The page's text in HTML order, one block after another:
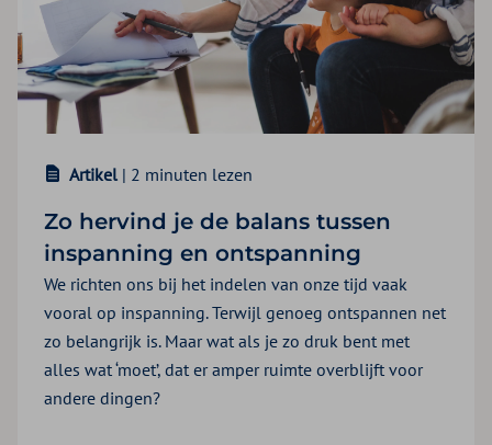
Artikel | 2 minuten lezen
Zo hervind je de balans tussen
inspanning en ontspanning
We richten ons bij het indelen van onze tijd vaak
vooral op inspanning. Terwijl genoeg ontspannen net
zo belangrijk is. Maar wat als je zo druk bent met
alles wat ‘moet’, dat er amper ruimte overblijft voor
andere dingen?